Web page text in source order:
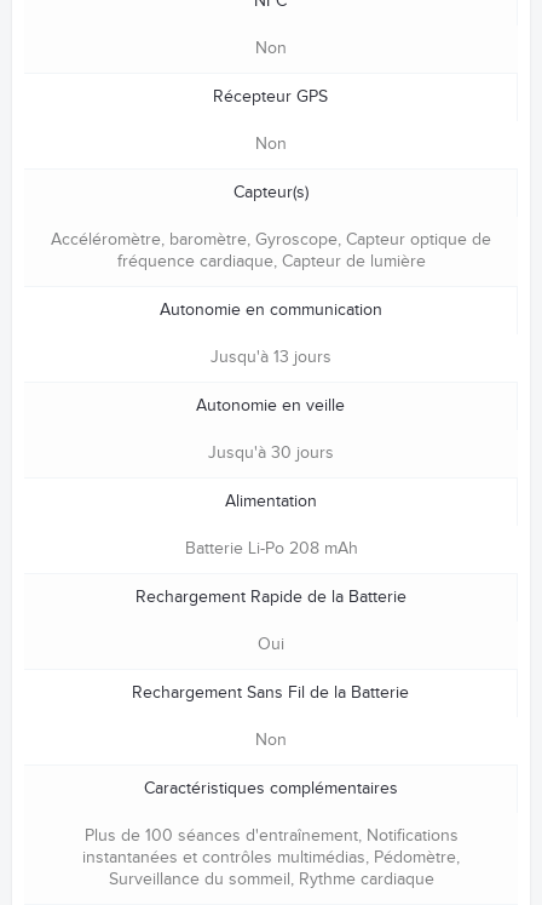
Non
Récepteur GPS
Non
Capteur(s)
Accéléromètre, baromètre, Gyroscope, Capteur optique de
fréquence cardiaque, Capteur de lumière
Autonomie en communication
Jusqu'à 13 jours
Autonomie en veille
Jusqu'à 30 jours
Alimentation
Batterie Li-Po 208 mAh
Rechargement Rapide de la Batterie
Oui
Rechargement Sans Fil de la Batterie
Non
Caractéristiques complémentaires
Plus de 100 séances d'entraînement, Notifications
instantanées et contrôles multimédias, Pédomètre,
Surveillance du sommeil, Rythme cardiaque